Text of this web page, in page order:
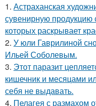
1. Астраханская
сувенирную
которых раскрывает
2. У юли Гаврилиной
Ильей Соболевым.
3. Этот паразит
кишечник и месяцами
себя не выдавать.
4. Пелагея с размахом